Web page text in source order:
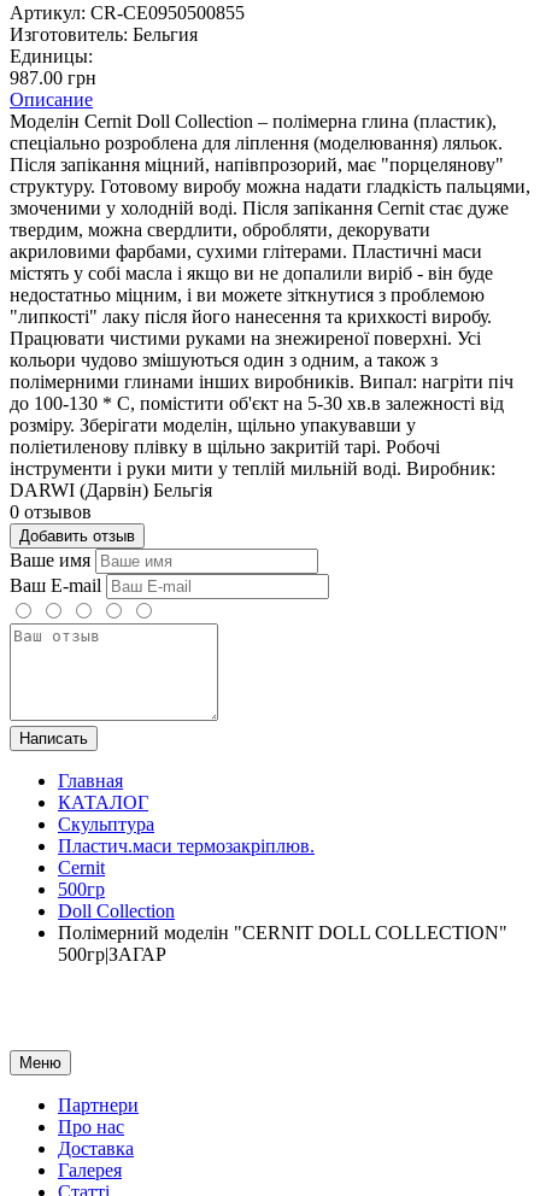
Артикул: CR-CE0950500855
Изготовитель: Бельгия
Единицы:
987.00 грн
Описание
Моделін Cernit Doll Collection – полімерна глина (пластик),
спеціально розроблена для ліплення (моделювання) ляльок.
Після запікання міцний, напівпрозорий, має "порцелянову"
структуру. Готовому виробу можна надати гладкість пальцями,
змоченими у холодній воді. Після запікання Cernit стає дуже
твердим, можна свердлити, обробляти, декорувати
акриловими фарбами, сухими глітерами. Пластичні маси
містять у собі масла і якщо ви не допалили виріб - він буде
недостатньо міцним, і ви можете зіткнутися з проблемою
"липкості" лаку після його нанесення та крихкості виробу.
Працювати чистими руками на знежиреної поверхні. Усі
кольори чудово змішуються один з одним, а також з
полімерними глинами інших виробників. Випал: нагріти піч
до 100-130 * С, помістити об'єкт на 5-30 хв.в залежності від
розміру. Зберігати моделін, щільно упакувавши у
поліетиленову плівку в щільно закритій тарі. Робочі
інструменти і руки мити у теплій мильній воді. Виробник:
DARWI (Дарвін) Бельгія
0 отзывов
Добавить отзыв
Ваше имя
Ваш E-mail
Написать
Главная
КАТАЛОГ
Скульптура
Пластич.маси термозакріплюв.
Cernit
500гр
Doll Collection
Полімерний моделін "CERNIT DOLL COLLECTION"
500гр|ЗАГАР
Меню
Партнери
Про нас
Доставка
Галерея
Статтi